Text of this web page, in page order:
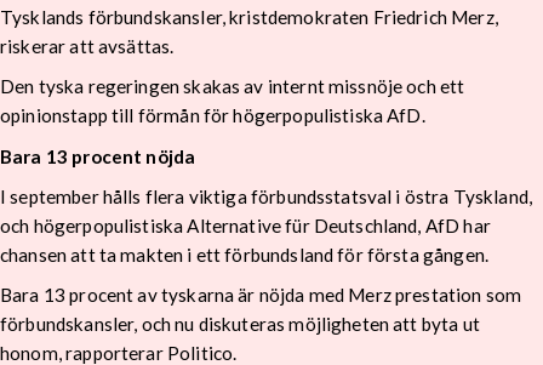
Tysklands förbundskansler, kristdemokraten Friedrich Merz,
riskerar att avsättas.
Den tyska regeringen skakas av internt missnöje och ett
opinionstapp till förmån för högerpopulistiska AfD.
Bara 13 procent nöjda
I september hålls flera viktiga förbundsstatsval i östra Tyskland,
och högerpopulistiska Alternative für Deutschland, AfD har
chansen att ta makten i ett förbundsland för första gången.
Bara 13 procent av tyskarna är nöjda med Merz prestation som
förbundskansler, och nu diskuteras möjligheten att byta ut
honom, rapporterar Politico.